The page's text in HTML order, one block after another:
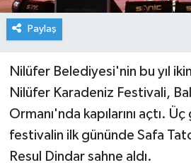
Paylaş
Nilüfer Belediyesi'nin bu yıl
Nilüfer Karadeniz Festivali,
Ormanı'nda kapılarını açtı.
festivalin ilk gününde Safa
Resul Dindar sahne aldı.